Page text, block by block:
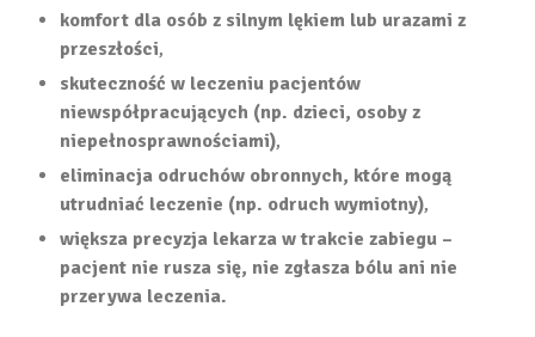
komfort dla osób z silnym lękiem lub urazami z
przeszłości,
skuteczność w leczeniu pacjentów
niewspółpracujących (np. dzieci, osoby z
niepełnosprawnościami),
eliminacja odruchów obronnych, które mogą
utrudniać leczenie (np. odruch wymiotny),
większa precyzja lekarza w trakcie zabiegu –
pacjent nie rusza się, nie zgłasza bólu ani nie
przerywa leczenia.